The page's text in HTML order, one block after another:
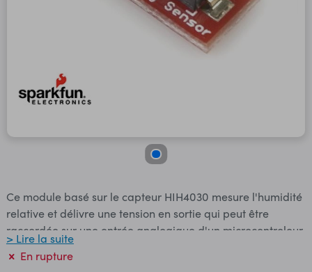
Ce module basé sur le capteur HIH4030 mesure l'humidité
relative et délivre une tension en sortie qui peut être
raccordée sur une entrée analogique d'un microcontroleur.
Alimentation: 5 Vcc (4 à 5,8 Vcc) Consommation: 200 µA
Plage de mesure: 0 à 100% HR Précision: ± 3,5% HR Temps
> Lire la suite
En rupture